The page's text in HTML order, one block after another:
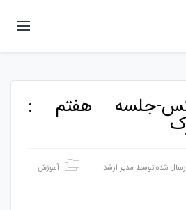
جلسه هفتم :
شده توسط مدیر ارشد
آموزش